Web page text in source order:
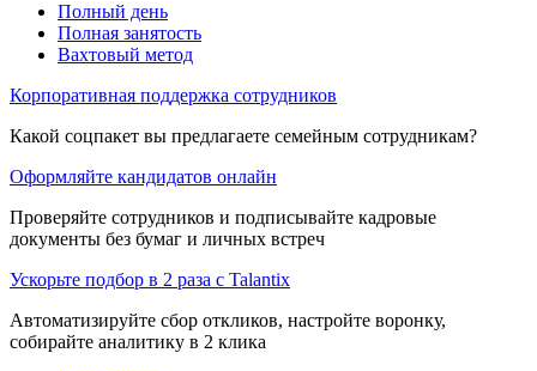
Полный день
Полная занятость
Вахтовый метод
Корпоративная поддержка сотрудников
Какой соцпакет вы предлагаете семейным сотрудникам?
Оформляйте кандидатов онлайн
Проверяйте сотрудников и подписывайте кадровые
документы без бумаг и личных встреч
Ускорьте подбор в 2 раза с Talantix
Автоматизируйте сбор откликов, настройте воронку,
собирайте аналитику в 2 клика